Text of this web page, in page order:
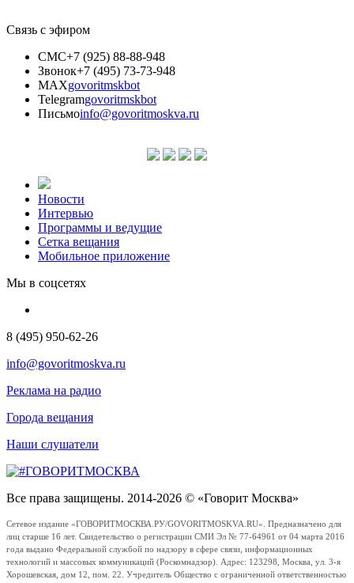
Связь с эфиром
СМС+7 (925) 88-88-948
Звонок+7 (495) 73-73-948
MAXgovoritmskbot
Telegramgovoritmskbot
Письмоinfo@govoritmoskva.ru
Новости
Интервью
Программы и ведущие
Сетка вещания
Мобильное приложение
Мы в соцсетях
8 (495) 950-62-26
info@govoritmoskva.ru
Реклама на радио
Города вещания
Наши слушатели
Все права защищены. 2014-2026 © «Говорит Москва»
Сетевое издание «ГОВОРИТМОСКВА.РУ/GOVORITMOSKVA.RU». Предназначено для
лиц старше 16 лет. Свидетельство о регистрации СМИ Эл № 77-64961 от 04 марта 2016
года выдано Федеральной службой по надзору в сфере связи, информационных
технологий и массовых коммуникаций (Роскомнадзор). Адрес: 123298, Москва, ул. 3-я
Хорошевская, дом 12, пом. 22. Учредитель Общество с ограниченной ответственностью